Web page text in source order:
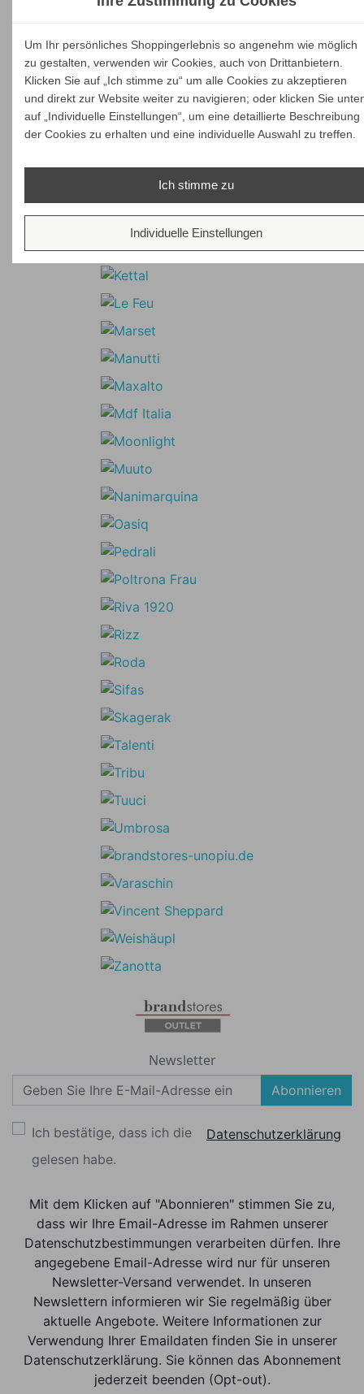
Newsletter
Abonnieren
Ich bestätige, dass ich die
Datenschutzerklärung
gelesen habe.
Mit dem Klicken auf "Abonnieren" stimmen Sie zu,
dass wir Ihre Email-Adresse im Rahmen unserer
Datenschutzbestimmungen verarbeiten dürfen. Ihre
angegebene Email-Adresse wird nur für unseren
Newsletter-Versand verwendet. In unseren
Newslettern informieren wir Sie regelmäßig über
aktuelle Angebote. Weitere Informationen zur
Verwendung Ihrer Emaildaten finden Sie in unserer
Datenschutzerklärung. Sie können das Abonnement
jederzeit beenden (Opt-out).
Um Ihr persönliches Shoppingerlebnis so angenehm wie möglich
zu gestalten, verwenden wir Cookies, auch von Drittanbietern.
Klicken Sie auf „Ich stimme zu“ um alle Cookies zu akzeptieren
und direkt zur Website weiter zu navigieren; oder klicken Sie
auf „Individuelle Einstellungen“, um eine detaillierte Beschreibung
der Cookies zu erhalten und eine individuelle Auswahl zu treffen.
Ich stimme zu
Individuelle Einstellungen